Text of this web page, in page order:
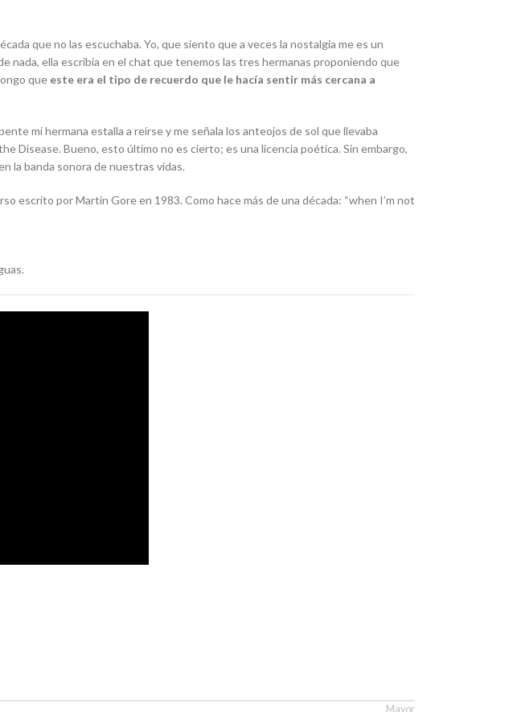
que no las escuchaba. Yo, que siento que a veces la nostalgia me es un
nada, ella escribía en el chat que tenemos las tres hermanas proponiendo que
que este era el tipo de recuerdo que le hacía sentir más cercana a
mi hermana estalla a reírse y me señala los anteojos de sol que llevaba
Disease. Bueno, esto último no es cierto; es una licencia poética. Sin embargo,
la banda sonora de nuestras vidas.
escrito por Martin Gore en 1983. Como hace más de una década: “when I’m not
Mayor